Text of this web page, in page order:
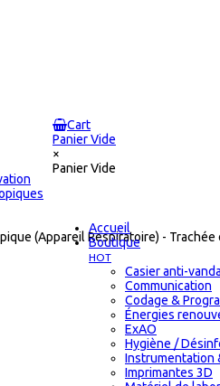
Cart
Panier Vide
×
Panier Vide
Accueil
Boutique
HOT
Casier anti-
Communication
Codage &
Énergies
ExAO
Hygiène /
Instrumentation
Imprimantes 3D
(Appareil Respiratoire) -